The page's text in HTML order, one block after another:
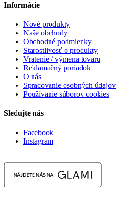
Informácie
Nové produkty
Naše obchody
Obchodné podmienky
Starostlivosť o produkty
Vrátenie / výmena tovaru
Reklamačný poriadok
O nás
Spracovanie osobných údajov
Používanie súborov cookies
Sledujte nás
Facebook
Instagram